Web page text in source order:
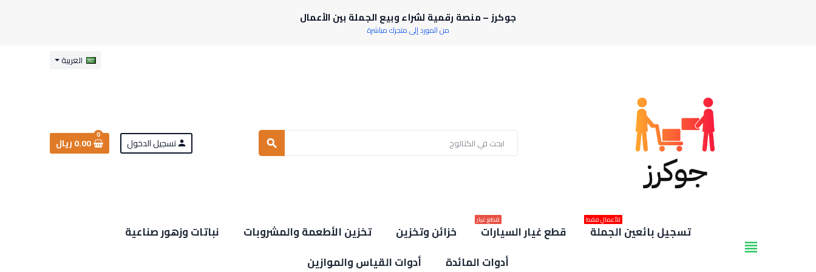
جوكرز – منصة رقمية لشراء وبيع الجملة بين الأعمال
من المورد إلى متجرك مباشرة
العربية
search
person تسجيل الدخول
0
0.00 ريال
view_headline
تسجيل بائعين الجملة
للأعمال فقط
قطع غيار السيارات
قطع غيار
خزائن وتخزين تخزين الأطعمة والمشروبات
نباتات وزهور صناعية
أدوات المائدة
أدوات القياس والموازين